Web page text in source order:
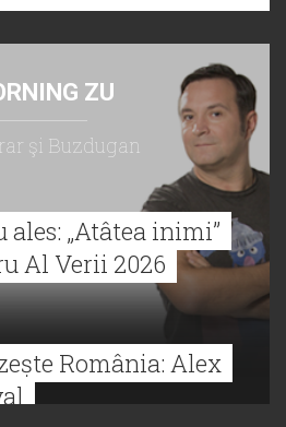
ZU
şi Buzdugan
„Atâtea inimi”
Al Verii 2026
România: Alex